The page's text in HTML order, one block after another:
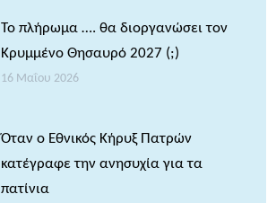
Το πλήρωμα …. θα διοργανώσει τον
Κρυμμένο Θησαυρό 2027 (;)
16 Μαΐου 2026
Όταν ο Εθνικός Κήρυξ Πατρών
κατέγραφε την ανησυχία για τα
πατίνια